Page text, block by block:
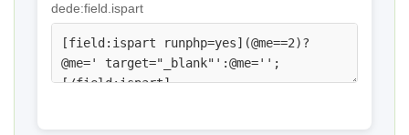
dede:field.ispart